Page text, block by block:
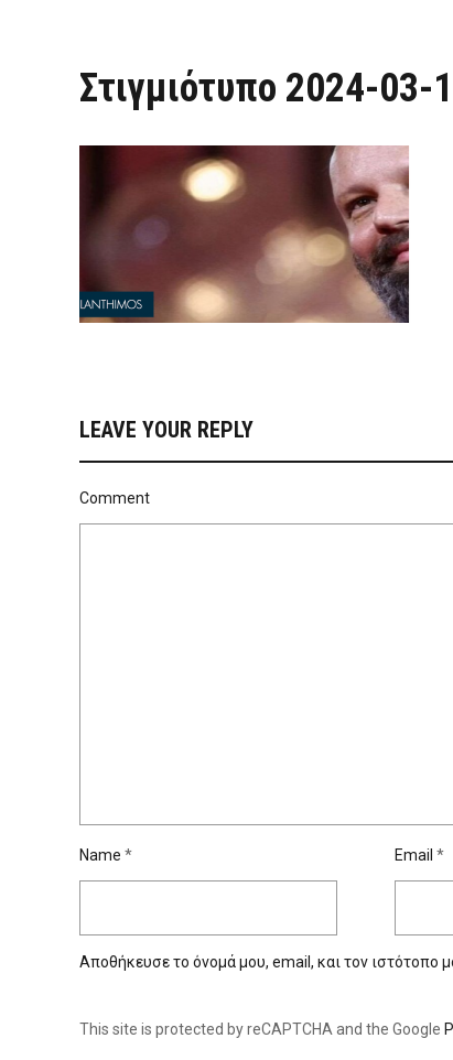
Στιγμιότυπο 2024-
LEAVE YOUR REPLY
Comment
Name * Email *
Αποθήκευσε το όνομά μου, email, και τον ιστότοπο
This site is protected by reCAPTCHA and the Google